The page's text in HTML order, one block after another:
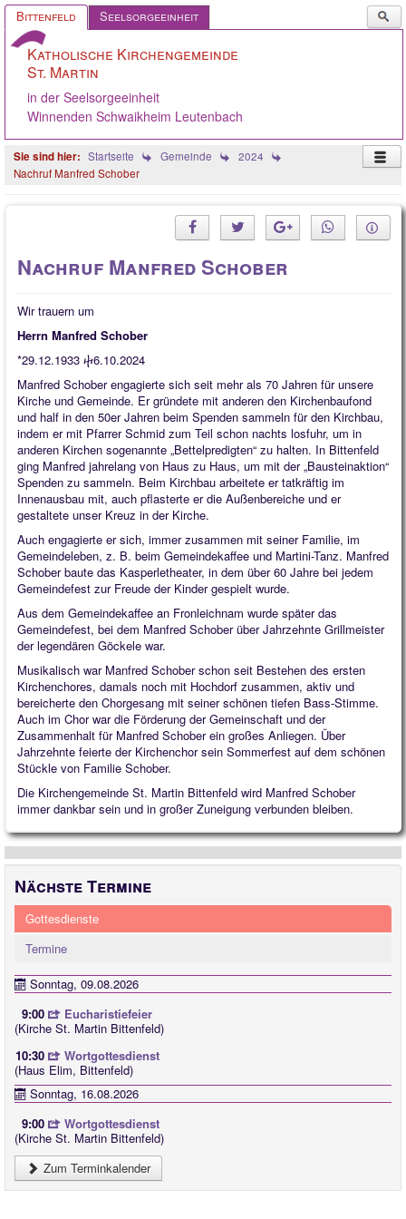
Bittenfeld Seelsorgeeinheit
...
Katholische Kirchengemeinde
St. Martin
in der Seelsorgeeinheit
Winnenden Schwaikheim Leutenbach
Startseite Gemeinde
2024
Nachruf Manfred Schober
Gemeinde
Gremien
Angebote
Ökumene
Gelebter Glaube
Quintessenz
Spirituelles
2025
2026
Nachruf Manfred Schober
Wir trauern um
Herrn Manfred Schober
*29.12.1933 ⴕ6.10.2024
Manfred Schober engagierte sich seit mehr als 70 Jahren für unsere
Kirche und Gemeinde. Er gründete mit anderen den Kirchenbaufond
und half in den 50er Jahren beim Spenden sammeln für den Kirchbau,
indem er mit Pfarrer Schmid zum Teil schon nachts losfuhr, um in
anderen Kirchen sogenannte „Bettelpredigten“ zu halten. In Bittenfeld
ging Manfred jahrelang von Haus zu Haus, um mit der „Bausteinaktion“
Spenden zu sammeln. Beim Kirchbau arbeitete er tatkräftig im
Innenausbau mit, auch pflasterte er die Außenbereiche und er
gestaltete unser Kreuz in der Kirche.
Auch engagierte er sich, immer zusammen mit seiner Familie, im
Gemeindeleben, z. B. beim Gemeindekaffee und Martini-Tanz. Manfred
Schober baute das Kasperletheater, in dem über 60 Jahre bei jedem
Gemeindefest zur Freude der Kinder gespielt wurde.
Aus dem Gemeindekaffee an Fronleichnam wurde später das
Gemeindefest, bei dem Manfred Schober über Jahrzehnte Grillmeister
der legendären Göckele war.
Musikalisch war Manfred Schober schon seit Bestehen des ersten
Kirchenchores, damals noch mit Hochdorf zusammen, aktiv und
bereicherte den Chorgesang mit seiner schönen tiefen Bass-Stimme.
Auch im Chor war die Förderung der Gemeinschaft und der
Zusammenhalt für Manfred Schober ein großes Anliegen. Über
Jahrzehnte feierte der Kirchenchor sein Sommerfest auf dem schönen
Stückle von Familie Schober.
Die Kirchengemeinde St. Martin Bittenfeld wird Manfred Schober
immer dankbar sein und in großer Zuneigung verbunden bleiben.
Nächste Termine
Gottesdienste
Termine
Sonntag, 09.08.2026
9:00
Eucharistiefeier
(Kirche St. Martin Bittenfeld)
10:30
Wortgottesdienst
(Haus Elim, Bittenfeld)
Sonntag, 16.08.2026
9:00
Wortgottesdienst
(Kirche St. Martin Bittenfeld)
Zum Terminkalender